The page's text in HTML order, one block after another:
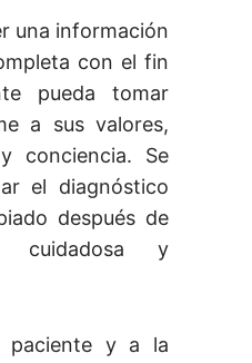
una información
con el fin
pueda tomar
a sus valores,
conciencia. Se
el diagnóstico
después de
cuidadosa y
paciente y a la